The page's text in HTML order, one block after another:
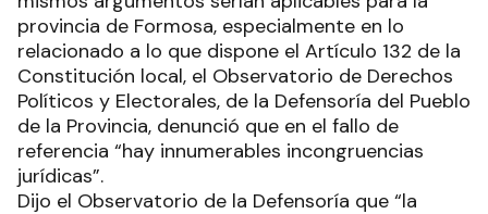
provincia de Formosa, especialmente en lo
relacionado a lo que dispone el Artículo 132 de la
Constitución local, el Observatorio de Derechos
Políticos y Electorales, de la Defensoría del Pueblo
de la Provincia, denunció que en el fallo de
referencia “hay innumerables incongruencias
jurídicas”.
Dijo el Observatorio de la Defensoría que “la